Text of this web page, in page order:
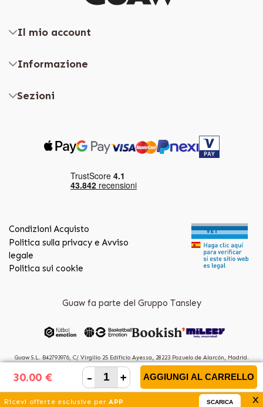
30.00 € - + AGGIUNGI AL CARRELLO
Ricevi offerte esclusive perAPP SCARICA x
Il mio account
Informazione
Sezioni
Condizioni Acquisto
Politica sulla privacy e Avviso
legale
Politica sui cookie
Guaw fa parte del Gruppo Tansley
Guaw S.L. B42793976, C/ Virgilio 25 Edificio Ayessa, 28223 Pozuelo de Alarcón, Madrid.
(Spain)